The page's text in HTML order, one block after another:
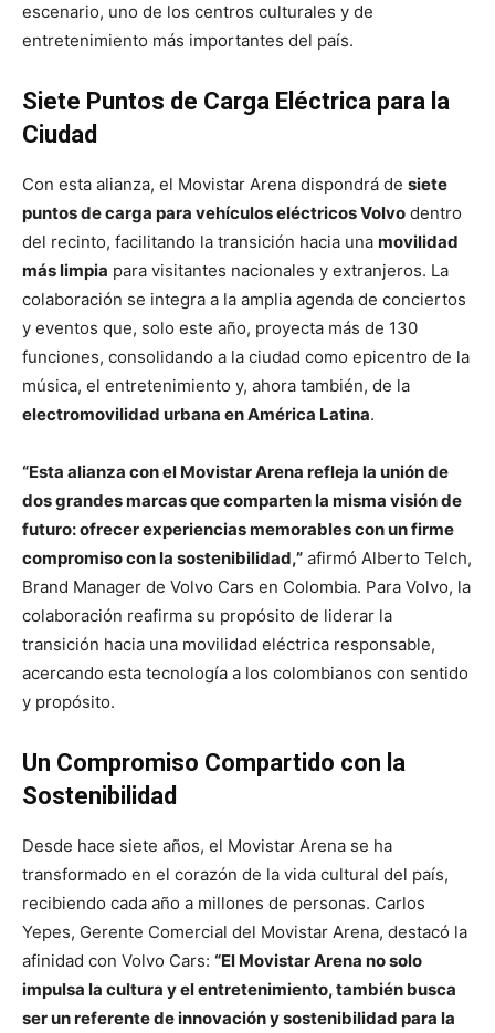
escenario, uno de los centros culturales y de
entretenimiento más importantes del país.
Siete Puntos de Carga Eléctrica para la
Ciudad
Con esta alianza, el Movistar Arena dispondrá de siete
puntos de carga para vehículos eléctricos Volvo dentro
del recinto, facilitando la transición hacia una movilidad
más limpia para visitantes nacionales y extranjeros. La
colaboración se integra a la amplia agenda de conciertos
y eventos que, solo este año, proyecta más de 130
funciones, consolidando a la ciudad como epicentro de la
música, el entretenimiento y, ahora también, de la
electromovilidad urbana en América Latina.
“Esta alianza con el Movistar Arena refleja la unión de
dos grandes marcas que comparten la misma visión de
futuro: ofrecer experiencias memorables con un firme
compromiso con la sostenibilidad,” afirmó Alberto Telch,
Brand Manager de Volvo Cars en Colombia. Para Volvo, la
colaboración reafirma su propósito de liderar la
transición hacia una movilidad eléctrica responsable,
acercando esta tecnología a los colombianos con sentido
y propósito.
Un Compromiso Compartido con la
Sostenibilidad
Desde hace siete años, el Movistar Arena se ha
transformado en el corazón de la vida cultural del país,
recibiendo cada año a millones de personas. Carlos
Yepes, Gerente Comercial del Movistar Arena, destacó la
afinidad con Volvo Cars: “El Movistar Arena no solo
impulsa la cultura y el entretenimiento, también busca
ser un referente de innovación y sostenibilidad para la